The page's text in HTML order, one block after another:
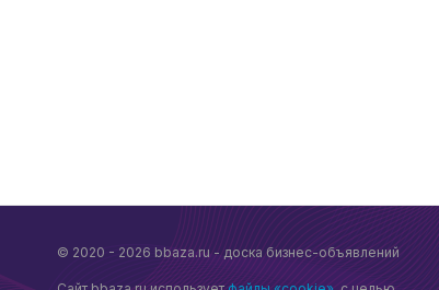
© 2020 - 2026 bbaza.ru - доска бизнес-объявлений